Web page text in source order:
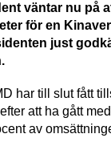
väntar nu på
för en
just
har till slut fått
att ha gått
av